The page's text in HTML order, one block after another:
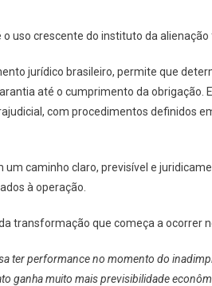
uso crescente do instituto da alienação
jurídico brasileiro, permite que
até o cumprimento da obrigação.
com procedimentos definidos
um caminho claro, previsível e
à operação.
transformação que começa a ocorrer
ter performance no momento do
ganha muito mais previsibilidade